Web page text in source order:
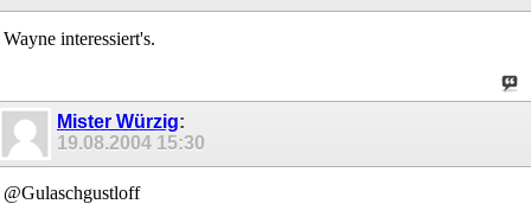
Wayne interessiert's.
Mister Würzig:
19.08.2004 15:30
@Gulaschgustloff